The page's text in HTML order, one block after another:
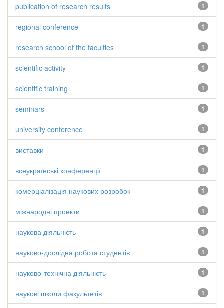
1
publication of research results
1
regional conference
1
research school of the faculties
1
scientific activity
1
scientific training
1
seminars
1
university conference
1
виставки
1
всеукраїнські конференції
1
комерціалізація наукових розробок
1
міжнародні проекти
1
наукова діяльність
1
науково-дослідна робота студентів
1
науково-технічна діяльність
1
наукові школи факультетів